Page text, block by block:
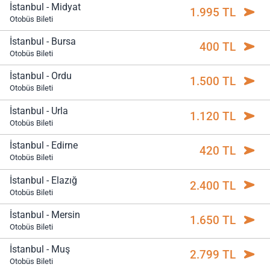
İstanbul - Midyat
Otobüs Bileti 1.995 TL
İstanbul - Bursa
Otobüs Bileti 400 TL
İstanbul - Ordu
Otobüs Bileti 1.500 TL
İstanbul - Urla
Otobüs Bileti 1.120 TL
İstanbul - Edirne
Otobüs Bileti 420 TL
İstanbul - Elazığ
Otobüs Bileti 2.400 TL
İstanbul - Mersin
Otobüs Bileti 1.650 TL
İstanbul - Muş
Otobüs Bileti 2.799 TL